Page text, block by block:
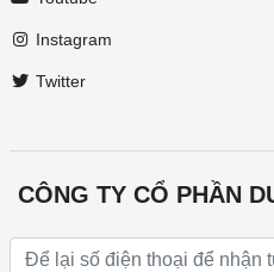
Instagram
Twitter
CÔNG TY CỔ PHẦN